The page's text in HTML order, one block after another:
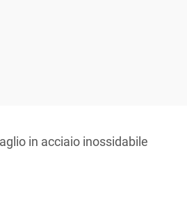
in acciaio inossidabile